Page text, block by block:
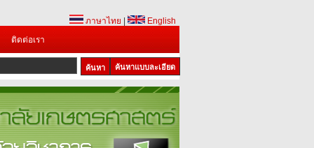
ภาษาไทย
English
ติดต่อเรา
ค้นหาแบบละเอียด